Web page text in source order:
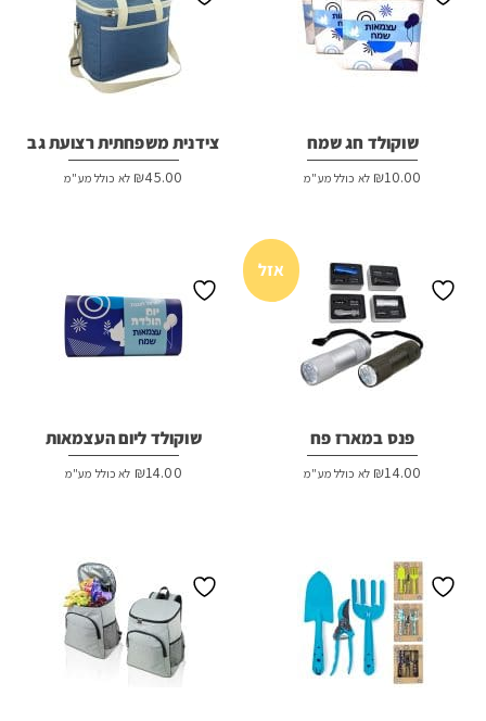
שוקולד חג שמח
₪10.00 לא כולל מע"מ
צידנית משפחתית רצועת גב
₪45.00 לא כולל מע"מ
אזל
פנס במארז פח
₪14.00 לא כולל מע"מ
שוקולד ליום העצמאות
₪14.00 לא כולל מע"מ